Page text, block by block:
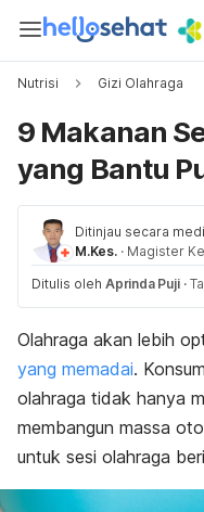
Nutrisi Gizi Olahraga
9 Makanan
yang Bantu
Ditinjau secara
M.Kes. · Magister
Ditulis oleh Aprinda Puji ·
Olahraga akan lebih
yang memadai.
olahraga tidak hanya
membangun massa
untuk sesi olahraga